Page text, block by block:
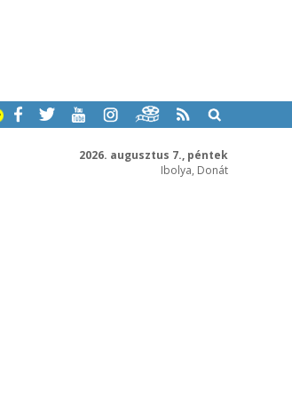
2026. augusztus 7., péntek
Ibolya, Donát